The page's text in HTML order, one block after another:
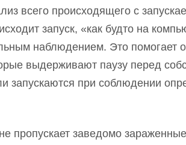
всего происходящего с
запуск, «как будто на
наблюдением. Это помогает
выдерживают паузу перед
запускаются при соблюдении
пропускает заведомо